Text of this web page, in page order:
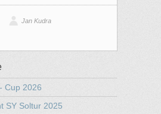
Jan Kudra
Cup 2026
SY Soltur 2025